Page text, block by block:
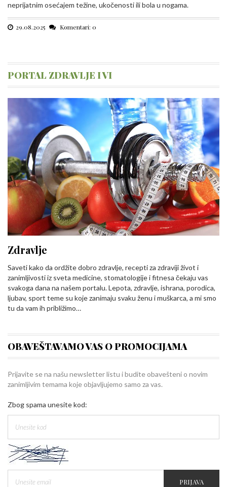
neprijatnim osećajem težine, ukočenosti ili bola u nogama.
29.08.2025 Komentari: 0
PORTAL ZDRAVLJE I VI
Zdravlje
Saveti kako da ordžite dobro zdravlje, recepti za zdraviji život i
zanimljivosti iz sveta medicine, stomatologije i fitnesa čekaju vas
svakoga dana na našem portalu. Lepota, zdravlje, ishrana, porodica,
ljubav, sport teme su koje zanimaju svaku ženu i muškarca, a mi smo
tu da vam ih približimo…
OBAVEŠTAVAMO VAS O PROMOCIJAMA
Prijavite se na našu newsletter listu i budite obavešteni o novim
zanimljivim temama koje objavljujemo samo za vas.
Zbog spama unesite kod:
PRIJAVA